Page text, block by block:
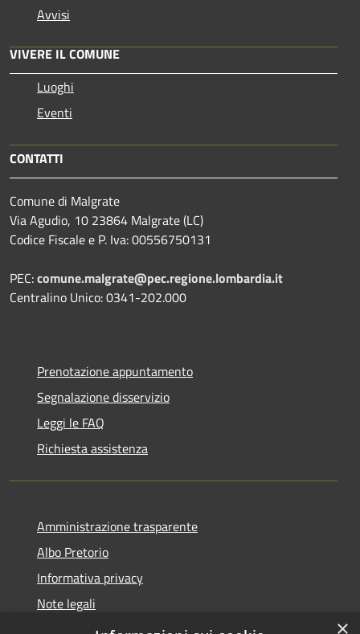
Avvisi
VIVERE IL COMUNE
Luoghi
Eventi
CONTATTI
Comune di Malgrate
Via Agudio, 10 23864 Malgrate (LC)
Codice Fiscale e P. Iva: 00556750131
PEC:comune.malgrate@pec.regione.lombardia.it
Centralino Unico: 0341-202.000
Prenotazione appuntamento
Segnalazione disservizio
Leggi le FAQ
Richiesta assistenza
Amministrazione trasparente
Albo Pretorio
Informativa privacy
Note legali
Dichiarazione di accessibilità
×